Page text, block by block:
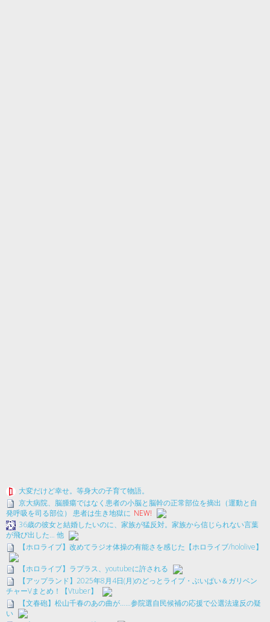
大変だけど幸せ。等身大の子育て物語。
京大病院、脳腫瘍ではなく患者の小脳と脳幹の正常部位を摘出（運動と自
発呼吸を司る部位） 患者は生き地獄に NEW!
36歳の彼女と結婚したいのに、家族が猛反対。家族から信じられない言葉
が飛び出した… 他
【ホロライブ】改めてラジオ体操の有能さを感じた【ホロライブ/hololive】
【ホロライブ】ラプラス、youtubeに許される
【アップランド】2025年8月4日(月)のどっとライブ・ぶいぱい＆ガリベン
チャーVまとめ！【Vtuber】
【文春砲】松山千春のあの曲が……参院選自民候補の応援で公選法違反の疑
い